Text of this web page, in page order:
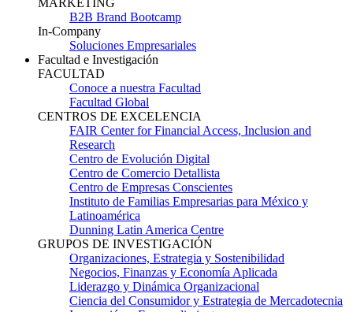
MARKETING
B2B Brand Bootcamp
In-Company
Soluciones Empresariales
Facultad e Investigación
FACULTAD
Conoce a nuestra Facultad
Facultad Global
CENTROS DE EXCELENCIA
FAIR Center for Financial Access, Inclusion and
Research
Centro de Evolución Digital
Centro de Comercio Detallista
Centro de Empresas Conscientes
Instituto de Familias Empresarias para México y
Latinoamérica
Dunning Latin America Centre
GRUPOS DE INVESTIGACIÓN
Organizaciones, Estrategia y Sostenibilidad
Negocios, Finanzas y Economía Aplicada
Liderazgo y Dinámica Organizacional
Ciencia del Consumidor y Estrategia de Mercadotecnia